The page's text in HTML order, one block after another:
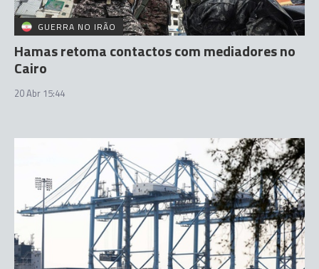
GUERRA NO IRÃO
Hamas retoma contactos com mediadores no
Cairo
20 Abr 15:44